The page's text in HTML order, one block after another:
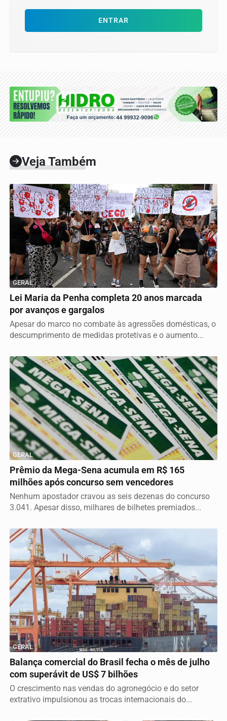
ENTRAR
Veja Também
GERAL
Lei Maria da Penha completa 20 anos marcada
por avanços e gargalos
Apesar do marco no combate às agressões domésticas, o
descumprimento de medidas protetivas e o aumento...
GERAL
Prêmio da Mega-Sena acumula em R$ 165
milhões após concurso sem vencedores
Nenhum apostador cravou as seis dezenas do concurso
3.041. Apesar disso, milhares de bilhetes premiados...
GERAL
Balança comercial do Brasil fecha o mês de julho
com superávit de US$ 7 bilhões
O crescimento nas vendas do agronegócio e do setor
extrativo impulsionou as trocas internacionais do...